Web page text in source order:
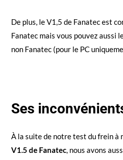
De plus, le V1,5 de Fanatec est
Fanatec mais vous pouvez aussi
non Fanatec (pour le PC
Ses
À la suite de notre test du frein à
V1.5 de Fanatec, nous avons